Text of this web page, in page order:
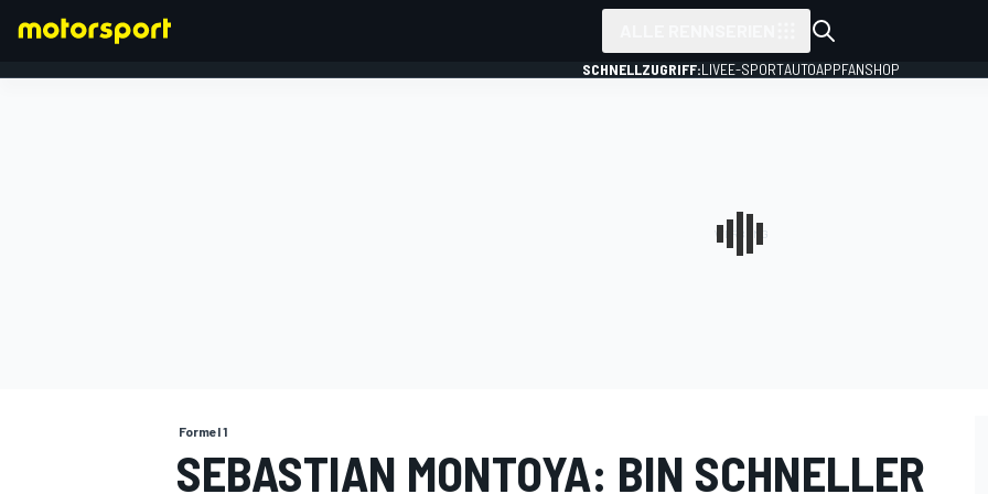
SCHNELLZUGRIFF:LIVEE-SPORTAUTOAPPFANSHOP
Formel 1
SEBASTIAN MONTOYA: BIN SCHNELLER